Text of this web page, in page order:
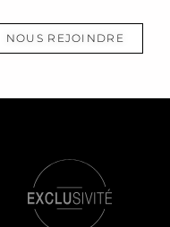
NOUS REJOINDRE